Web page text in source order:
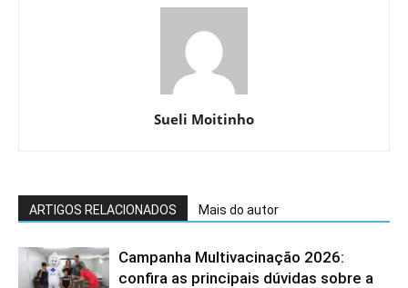
Sueli Moitinho
ARTIGOS RELACIONADOS Mais do autor
Campanha Multivacinação 2026:
confira as principais dúvidas sobre a